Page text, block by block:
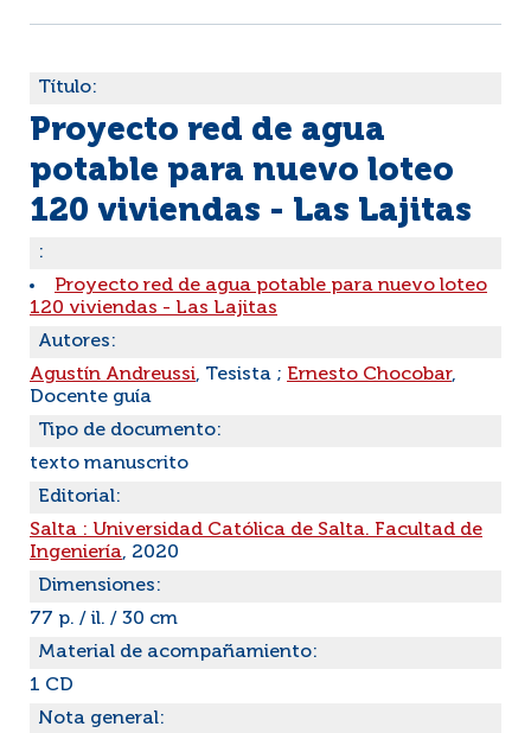
Título:
Proyecto red de agua
potable para nuevo loteo
120 viviendas - Las Lajitas
:
Proyecto red de agua potable para nuevo loteo
120 viviendas - Las Lajitas
Autores:
Agustín Andreussi, Tesista ; Ernesto Chocobar,
Docente guía
Tipo de documento:
texto manuscrito
Editorial:
Salta : Universidad Católica de Salta. Facultad de
Ingeniería, 2020
Dimensiones:
77 p. / il. / 30 cm
Material de acompañamiento:
1 CD
Nota general: